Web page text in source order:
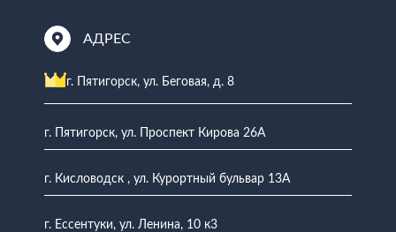
АДРЕС
г. Пятигорск, ул. Беговая, д. 8
г. Пятигорск, ул. Проспект Кирова 26А
г. Кисловодск , ул. Курортный бульвар 13А
г. Ессентуки, ул. Ленина, 10 к3